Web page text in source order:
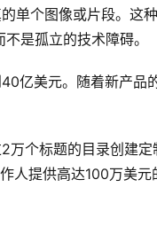
单个图像或片段。这
是孤立的技术障碍。
亿美元。随着新产品
万个标题的目录创建定
人提供高达100万美元